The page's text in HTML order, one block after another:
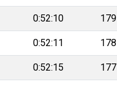
0:52:10 179
0:52:11 178
0:52:15 177